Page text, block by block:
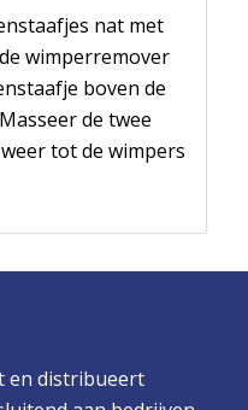
nat met
wimperremover
boven de
de twee
tot de wimpers
en distribueert